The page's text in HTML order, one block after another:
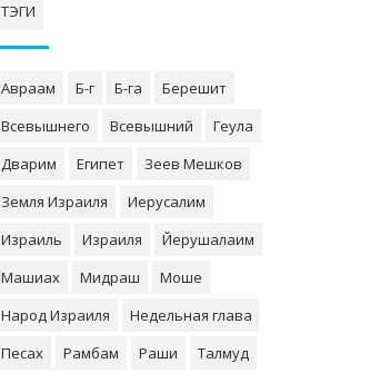
ТЭГИ
Авраам Б-г Б-га
Берешит
Всевышнего
Всевышний
Геула
Дварим
Египет
Зеев Мешков
Земля Израиля
Иерусалим
Израиль
Израиля
Йерушалаим
Машиах
Мидраш
Моше
Народ Израиля
Недельная глава
Песах
Рамбам Раши
Талмуд